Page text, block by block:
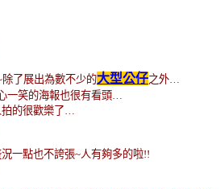
除了展出為數不少的大型公仔之外
一笑的海報也很有看頭
的很歡樂了
一點也不誇張~人有夠多的啦!!